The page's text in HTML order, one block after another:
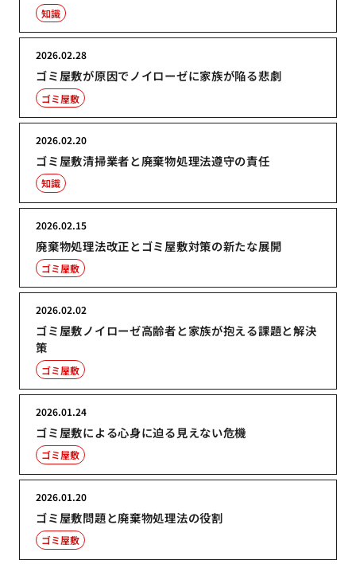
知識
ゴミ屋敷が原因でノイローゼに家族が陥る悲劇
2026.02.28
ゴミ屋敷
ゴミ屋敷清掃業者と廃棄物処理法遵守の責任
2026.02.20
知識
廃棄物処理法改正とゴミ屋敷対策の新たな展開
2026.02.15
ゴミ屋敷
ゴミ屋敷ノイローゼ高齢者と家族が抱える課題と解決
策
2026.02.02
ゴミ屋敷
ゴミ屋敷による心身に迫る見えない危機
2026.01.24
ゴミ屋敷
ゴミ屋敷問題と廃棄物処理法の役割
2026.01.20
ゴミ屋敷